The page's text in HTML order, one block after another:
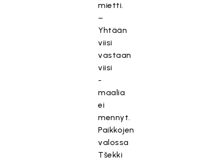
mietti.
–
Yhtään
viisi
vastaan
viisi
-
maalia
ei
mennyt.
Paikkojen
valossa
Tšekki